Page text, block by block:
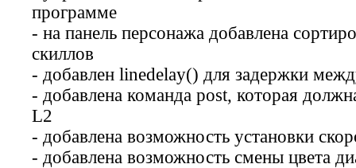
программе
- на панель персонажа добавлена
скиллов
- добавлен linedelay() для задержки
- добавлена команда post, которая
L2
- добавлена возможность установки
- добавлена возможность смены цвета